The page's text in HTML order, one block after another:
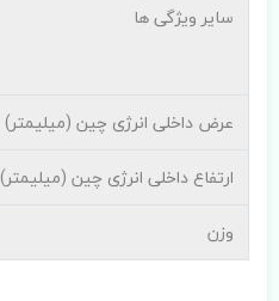
سایر ویژگی ها
عرض داخلی انرژی چین (میلیمتر)
ارتفاع داخلی انرژی چین (میلیمتر)
وزن